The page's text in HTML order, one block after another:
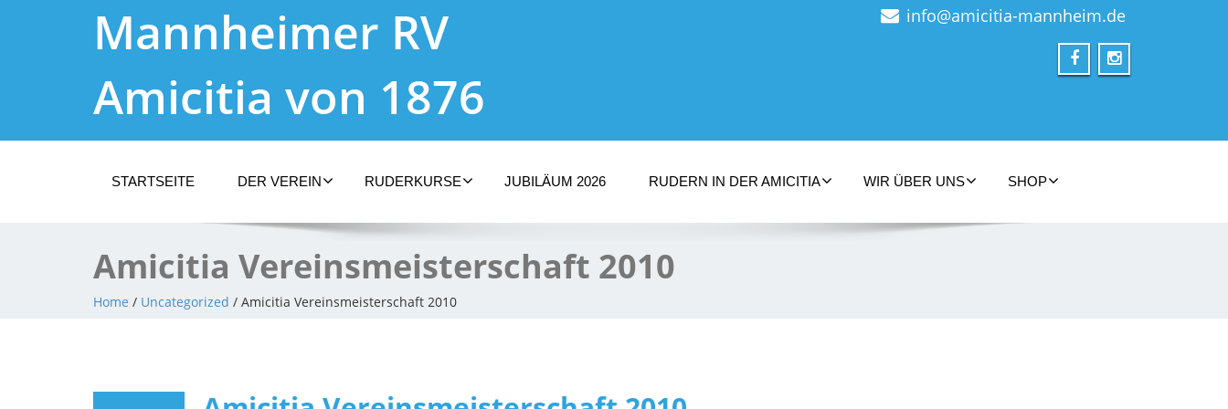
Mannheimer RV
Amicitia von 1876
info@amicitia-mannheim.de
STARTSEITE DER VEREIN RUDERKURSE JUBILÄUM 2026 RUDERN IN DER AMICITIA WIR ÜBER UNS SHOP
Amicitia Vereinsmeisterschaft 2010
Home / Uncategorized / Amicitia Vereinsmeisterschaft 2010